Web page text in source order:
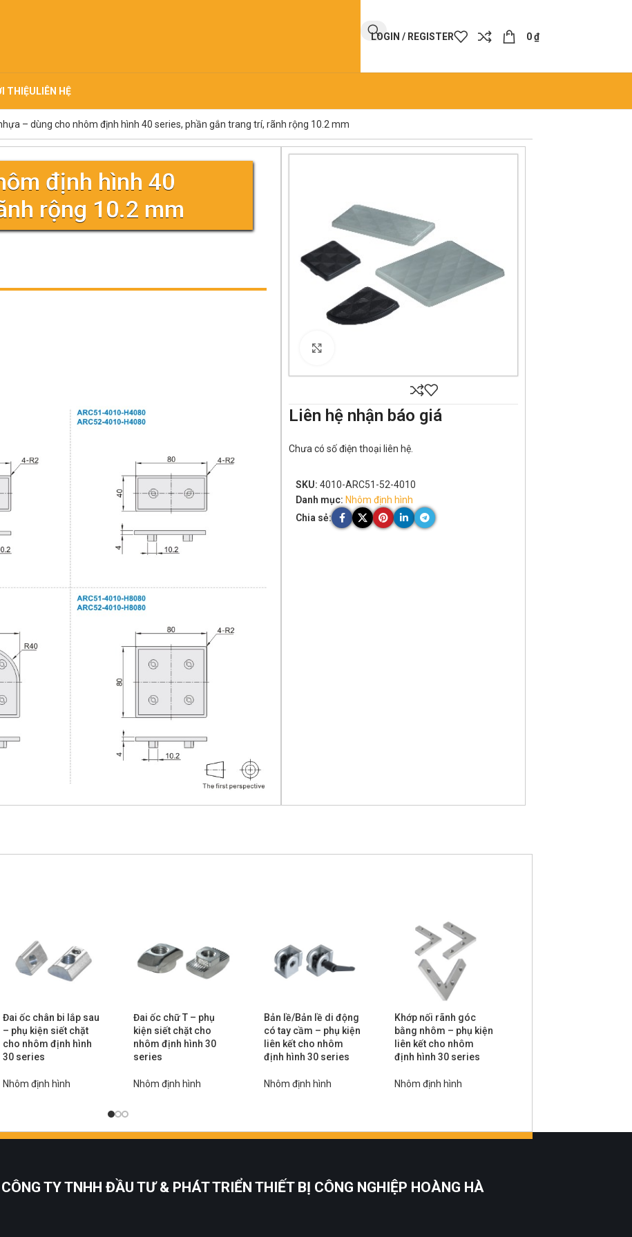
LOGIN / REGISTER 0₫
THIỆULIÊN HỆ
– dùng cho nhôm định hình 40 series, phần gắn trang trí, rãnh rộng 10.2 mm
định hình 40
rộng 10.2 mm
Liên hệ nhận báo giá
Chưa có số điện thoại liên hệ.
SKU: 4010-ARC51-52-4010
Danh mục: Nhôm định hình
Chia sẻ:
Đai ốc chân bi lắp sau
– phụ kiện siết chặt
cho nhôm định hình
30 series
Nhôm định hình
Đai ốc chữ T – phụ
kiện siết chặt cho
nhôm định hình 30
series
Nhôm định hình
Bản lề/Bản lề di động
có tay cầm – phụ kiện
liên kết cho nhôm
định hình 30 series
Nhôm định hình
Khớp nối rãnh góc
bằng nhôm – phụ kiện
liên kết cho nhôm
định hình 30 series
Nhôm định hình
CÔNG TY TNHH ĐẦU TƯ & PHÁT TRIỂN THIẾT BỊ CÔNG NGHIỆP HOÀNG HÀ